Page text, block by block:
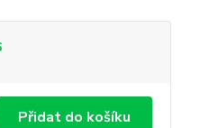
Přidat do košíku